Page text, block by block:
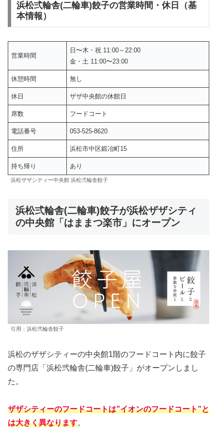
浜松弍輪舎(二輪車)餃子の営業時間・休日（基
本情報）
営業時間
日〜木・祝 11:00～22:00
金・土 11:00〜23:00
休憩時間 無し
休日 ザザ中央館の休館日
席数 フードコート
電話番号 053-525-8620
住所 浜松市中区鍛冶町15
持ち帰り あり
浜松ザザシティー中央館 浜松弍輪舎餃子
浜松弍輪舎(二輪車)餃子が浜松ザザシティ
の中央館「はままつ楽市」にオープン
引用：浜松弐輪舎餃子
浜松のザザシティーの中央館1階のフードコート内に餃子
の専門店「浜松弐輪舎(二輪車)餃子」がオープンしまし
た。
ザザシティーのフードコートは”イオンのフードコート”と
は大きく異なります。